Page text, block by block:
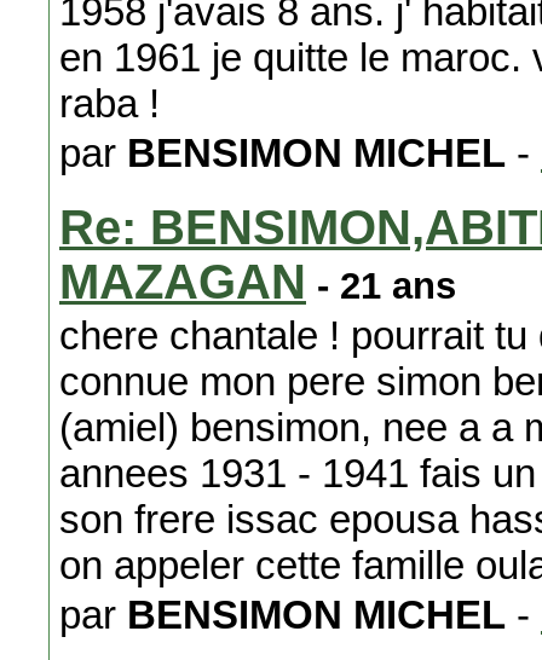
1958 j'avais 8 ans. j'
en 1961 je quitte le maroc.
raba !
par BENSIMON MICHEL -
Re:
MAZAGAN - 21 ans
chere chantale ! pourrait
connue mon pere simon
(amiel) bensimon, nee a a
annees 1931 - 1941 fais
son frere issac epousa
on appeler cette famille
par BENSIMON MICHEL -